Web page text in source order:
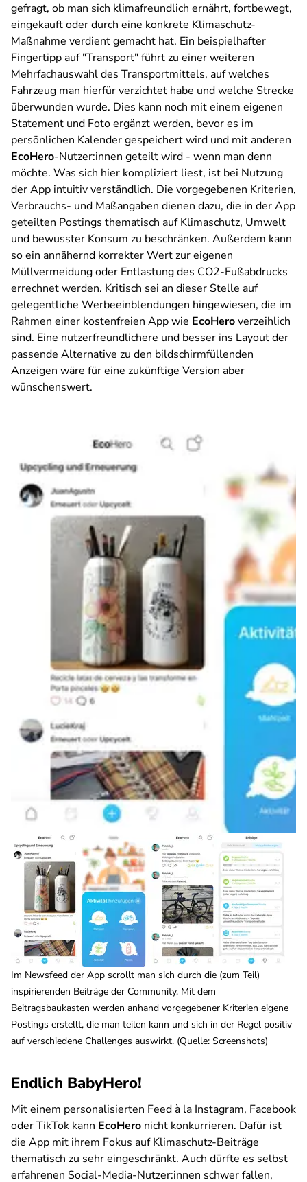
gefragt, ob man sich klimafreundlich ernährt, fortbewegt,
eingekauft oder durch eine konkrete Klimaschutz-
Maßnahme verdient gemacht hat. Ein beispielhafter
Fingertipp auf "Transport" führt zu einer weiteren
Mehrfachauswahl des Transportmittels, auf welches
Fahrzeug man hierfür verzichtet habe und welche Strecke
überwunden wurde. Dies kann noch mit einem eigenen
Statement und Foto ergänzt werden, bevor es im
persönlichen Kalender gespeichert wird und mit anderen
EcoHero-Nutzer:innen geteilt wird - wenn man denn
möchte. Was sich hier kompliziert liest, ist bei Nutzung
der App intuitiv verständlich. Die vorgegebenen Kriterien,
Verbrauchs- und Maßangaben dienen dazu, die in der App
geteilten Postings thematisch auf Klimaschutz, Umwelt
und bewusster Konsum zu beschränken. Außerdem kann
so ein annähernd korrekter Wert zur eigenen
Müllvermeidung oder Entlastung des CO2-Fußabdrucks
errechnet werden. Kritisch sei an dieser Stelle auf
gelegentliche Werbeeinblendungen hingewiesen, die im
Rahmen einer kostenfreien App wie EcoHeroverzeihlich
sind. Eine nutzerfreundlichere und besser ins Layout der
passende Alternative zu den bildschirmfüllenden
Anzeigen wäre für eine zukünftige Version aber
wünschenswert.
Im Newsfeed der App scrollt man sich durch die (zum Teil)
inspirierenden Beiträge der Community. Mit dem
Beitragsbaukasten werden anhand vorgegebener Kriterien eigene
Postings erstellt, die man teilen kann und sich in der Regel positiv
auf verschiedene Challenges auswirkt. (Quelle: Screenshots)
Endlich BabyHero!
Mit einem personalisierten Feed à la Instagram, Facebook
oder TikTok kann EcoHero nicht konkurrieren. Dafür ist
die App mit ihrem Fokus auf Klimaschutz-Beiträge
thematisch zu sehr eingeschränkt. Auch dürfte es selbst
erfahrenen Social-Media-Nutzer:innen schwer fallen,